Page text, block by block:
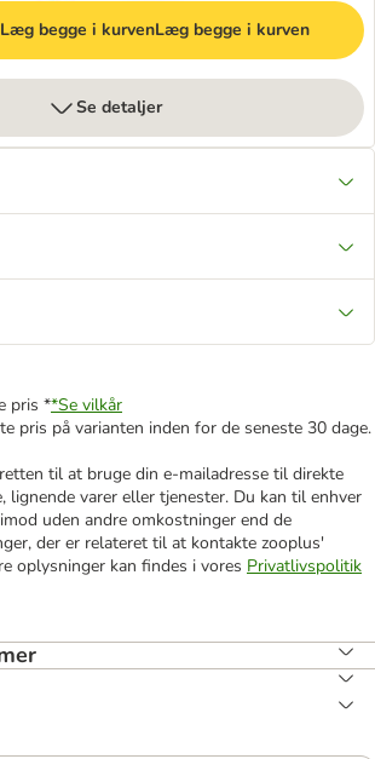
Læg begge i kurvenLæg begge i kurven
Se detaljer
pris **Se vilkår
pris på varianten inden for de seneste 30 dage.
til at bruge din e-mailadresse til direkte
lignende varer eller tjenester. Du kan til enhver
uden andre omkostninger end de
der er relateret til at kontakte zooplus'
oplysninger kan findes i vores Privatlivspolitik